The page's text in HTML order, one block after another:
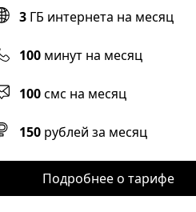
3 ГБ интернета на месяц
100 минут на месяц
100смс на месяц
150 рублей за месяц
Подробнее о тарифе